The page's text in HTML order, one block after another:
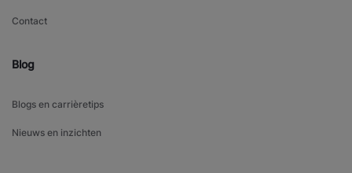
Contact
Blog
Blogs en carrièretips
Nieuws en inzichten